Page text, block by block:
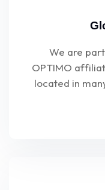
We are
OPTIMO
located in